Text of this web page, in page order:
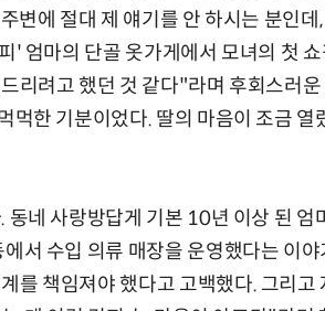
변에 절대 제 얘기를 안 하시는 분인데
엄마의 단골 옷가게에서 모녀의 첫
리려고 했던 것 같다"라며 후회스러
먹한 기분이었다. 딸의 마음이 조금
네 사랑방답게 기본 10년 이상 된 엄
서 수입 의류 매장을 운영했다는 이
를 책임져야 했다고 고백했다. 그리고